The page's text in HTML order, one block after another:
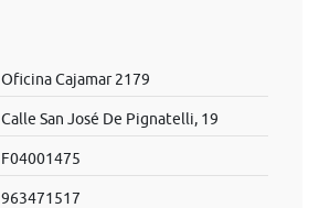
Oficina Cajamar 2179
Calle San José De Pignatelli, 19
F04001475
963471517